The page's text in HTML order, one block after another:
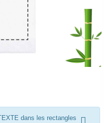
dans les rectangles